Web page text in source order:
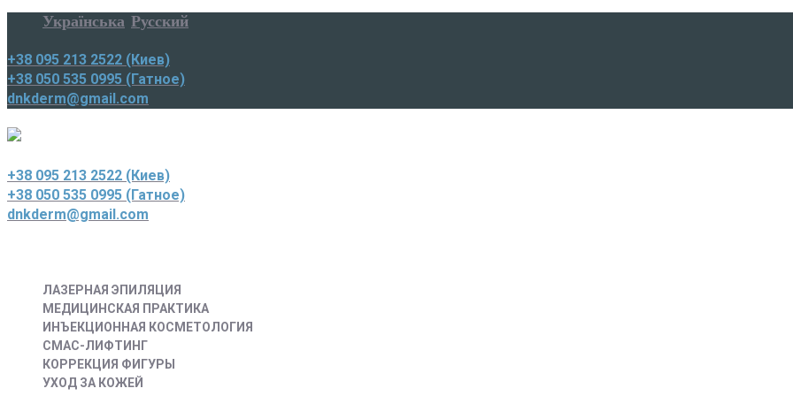
Українська Русский
+38 095 213 2522 (Киев)
+38 050 535 0995 (Гатное)
dnkderm@gmail.com
+38 095 213 2522 (Киев)
+38 050 535 0995 (Гатное)
dnkderm@gmail.com
ЛАЗЕРНАЯ ЭПИЛЯЦИЯ
МЕДИЦИНСКАЯ ПРАКТИКА
ИНЪЕКЦИОННАЯ КОСМЕТОЛОГИЯ
СМАС-ЛИФТИНГ
КОРРЕКЦИЯ ФИГУРЫ
УХОД ЗА КОЖЕЙ